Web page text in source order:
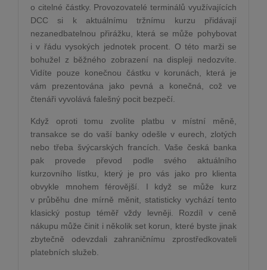
o citelné částky. Provozovatelé terminálů využívajících
DCC si k aktuálnímu tržnímu kurzu přidávají
nezanedbatelnou přirážku, která se může pohybovat
i v řádu vysokých jednotek procent. O této marži se
bohužel z běžného zobrazení na displeji nedozvíte.
Vidíte pouze konečnou částku v korunách, která je
vám prezentována jako pevná a konečná, což ve
čtenáři vyvolává falešný pocit bezpečí.
Když oproti tomu zvolíte platbu v místní měně,
transakce se do vaší banky odešle v eurech, zlotých
nebo třeba švýcarských francích. Vaše česká banka
pak provede převod podle svého aktuálního
kurzovního lístku, který je pro vás jako pro klienta
obvykle mnohem férovější. I když se může kurz
v průběhu dne mírně měnit, statisticky vychází tento
klasický postup téměř vždy levněji. Rozdíl v ceně
nákupu může činit i několik set korun, které byste jinak
zbytečně odevzdali zahraničnímu zprostředkovateli
platebních služeb.